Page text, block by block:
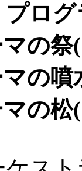
プロ
の祭
の噴
の松